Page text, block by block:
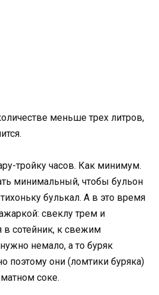
меньше трех литров,
тройку часов. Как минимум.
минимальный, чтобы бульон
булькал. А в это время
свеклу трем и
в сотейник, к свежим
немало, а то буряк
поэтому они (ломтики буряка)
соке.